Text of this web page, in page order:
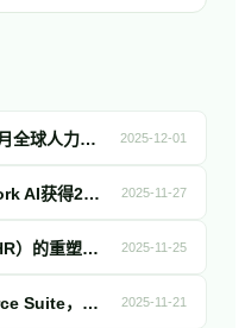
【投融资11月月报】2025年11月全球人力资源科技投融资简报！ 2025-12-01
【波兰】AI求职平台Global Work AI获得200万欧元融资，用于提升自动化申请功能并推出AI职业助手 2025-11-27
AI 时代下企业人力资源管理（HR）的重塑与实践：基于领英峰会中出海案例的深度解析 2025-11-25
ADP 推出全球统一的 WorkForce Suite，加速 HCM 全栈融合 2025-11-21